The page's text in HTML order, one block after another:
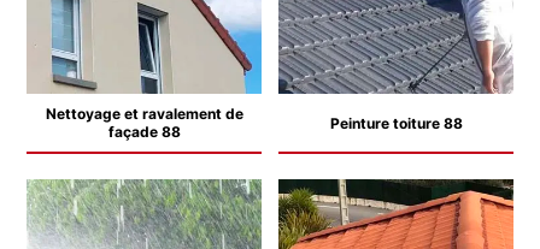
Nettoyage et ravalement de
façade 88
Peinture toiture 88